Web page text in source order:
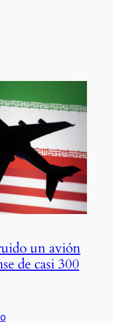
un avión
de casi 300